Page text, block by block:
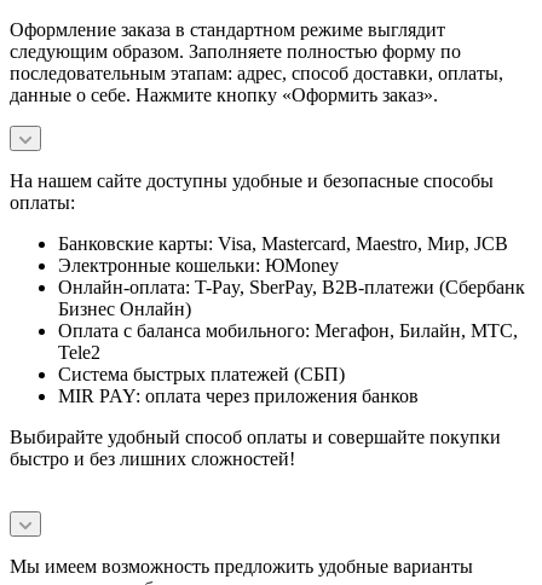
Оформление заказа в стандартном режиме выглядит
следующим образом. Заполняете полностью форму по
последовательным этапам: адрес, способ доставки, оплаты,
данные о себе. Нажмите кнопку «Оформить заказ».
На нашем сайте доступны удобные и безопасные способы
оплаты:
Банковские карты: Visa, Mastercard, Maestro, Мир, JCB
Электронные кошельки: ЮMoney
Онлайн-оплата: T-Pay, SberPay, B2B-платежи (Сбербанк
Бизнес Онлайн)
Оплата с баланса мобильного: Мегафон, Билайн, МТС,
Tele2
Система быстрых платежей (СБП)
MIR PAY: оплата через приложения банков
Выбирайте удобный способ оплаты и совершайте покупки
быстро и без лишних сложностей!
Мы имеем возможность предложить удобные варианты